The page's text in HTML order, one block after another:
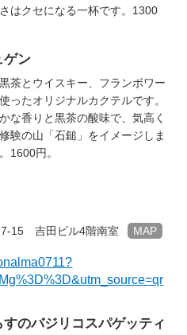
はクセになる一杯です。1300
ゲン
茶とウイスキー、フランボワー
ったオリジナルカクテルです。
な香りと黒茶の酸味で、気高く
験の山「石鎚」をイメージしま
1600円。
7-15 吉田ビル4階南室
MAP
すのバジリコスパゲッティ